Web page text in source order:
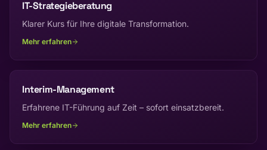
IT-Strategieberatung
Klarer Kurs für Ihre digitale Transformation.
Mehr erfahren
Interim-Management
Erfahrene IT-Führung auf Zeit – sofort einsatzbereit.
Mehr erfahren